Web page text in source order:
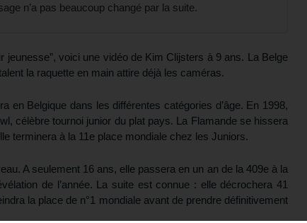
n’a pas beaucoup changé par la suite.
jeunesse”, voici une vidéo de Kim Clijsters à 9 ans. La Belge
la raquette en main attire déjà les caméras.
en Belgique dans les différentes catégories d’âge. En 1998,
célèbre tournoi junior du plat pays. La Flamande se hissera
terminera à la 11e place mondiale chez les Juniors.
A seulement 16 ans, elle passera en un an de la 409e à la
de l’année. La suite est connue : elle décrochera 41
la place de n°1 mondiale avant de prendre définitivement